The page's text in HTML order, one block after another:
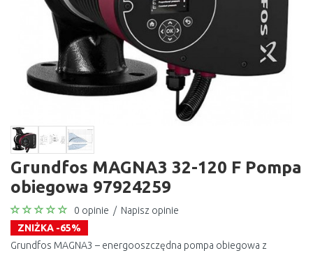
Grundfos MAGNA3 32-120 F Pompa
obiegowa 97924259
0 opinie / Napisz opinie
ZNIŻKA -65%
Grundfos MAGNA3 – energooszczędna pompa obiegowa z